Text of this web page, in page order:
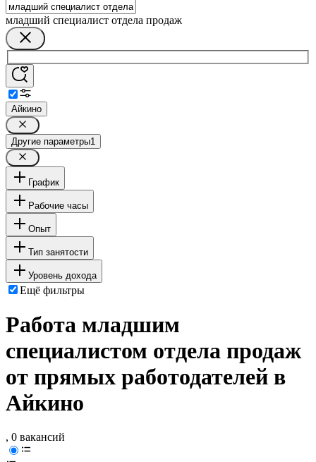
младший специалист отдела продаж
Айкино
Другие параметры1
График
Рабочие часы
Опыт
Тип занятости
Уровень дохода
Ещё фильтры
Работа младшим
специалистом отдела продаж
от прямых работодателей в
Айкино
, 0 вакансий